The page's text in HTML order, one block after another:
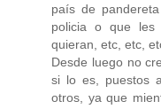
país de
policia o que
quieran, etc, etc,
Desde luego no
si lo es, puestos
otros, ya que